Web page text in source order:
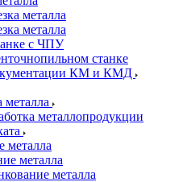
металла
металла
с ЧПУ
станке
КМ и КМД
металла
металлопродукции
металла
металла
металла